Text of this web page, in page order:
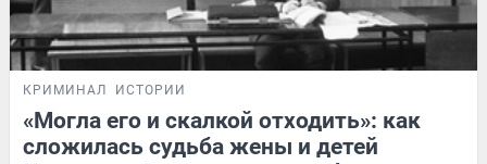
КРИМИНАЛ ИСТОРИИ
«Могла его и скалкой отходить»: как
сложилась судьба жены и детей